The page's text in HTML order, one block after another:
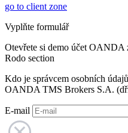
go to client zone
Vyplňte formulář
Otevřete si demo účet OANDA
Rodo section
Kdo je správcem osobních
OANDA TMS Brokers S.A.
E-mail